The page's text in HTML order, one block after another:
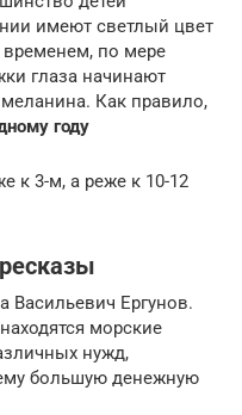
имеют светлый цвет
временем, по мере
глаза начинают
Как правило,
году
к 3-м, а реже к 10-12
Васильевич Ергунов.
морские
нужд,
большую денежную